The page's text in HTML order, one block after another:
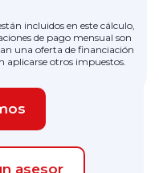
incluidos en este cálculo,
de pago mensual son
una oferta de financiación
aplicarse otros impuestos.
asesor